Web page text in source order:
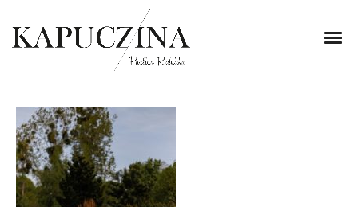
2 czerwca 2022
MG_7247
Written by